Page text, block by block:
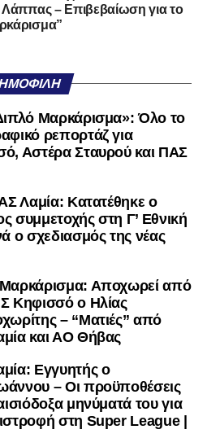
στοGoogle Newsγια να
νέα στην Ελλάδα και τον
στοInstagram
τα νέα.
Λάππας – Επιβεβαίωση για το
Μαρκάρισμα»: Όλο το
ρεπορτάζ για
Αστέρα Σταυρού και ΠΑΣ
Λαμία: Κατατέθηκε ο
συμμετοχής στη Γ’ Εθνική
ο σχεδιασμός της νέας
Αποχωρεί από
Κηφισσό ο Ηλίας
– “Ματιές” από
και ΑΟ Θήβας
Εγγυητής ο
– Οι προϋποθέσεις
μηνύματά του για
στη Super League |